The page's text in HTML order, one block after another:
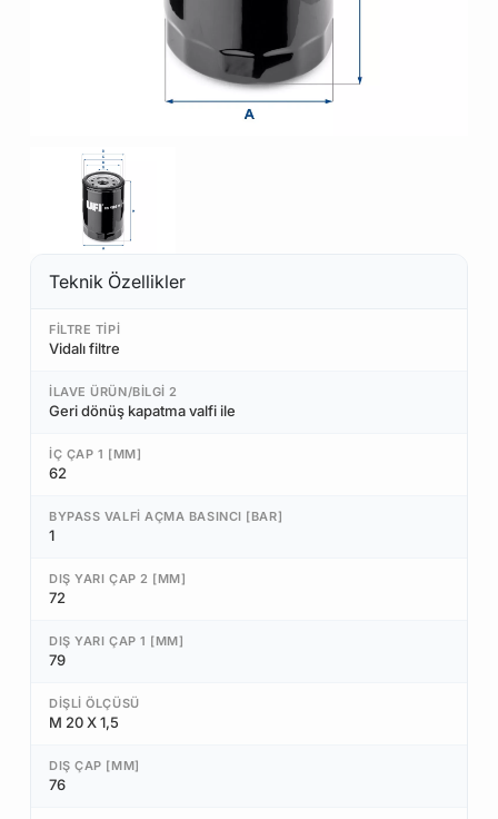
Teknik Özellikler
FILTRE TIPI
Vidalı filtre
İLAVE ÜRÜN/BILGI 2
Geri dönüş kapatma valfi ile
İÇ ÇAP 1 [MM]
62
BYPASS VALFI AÇMA BASINCI [BAR]
1
DIŞ YARI ÇAP 2 [MM]
72
DIŞ YARI ÇAP 1 [MM]
79
DIŞLI ÖLÇÜSÜ
M 20 X 1,5
DIŞ ÇAP [MM]
76